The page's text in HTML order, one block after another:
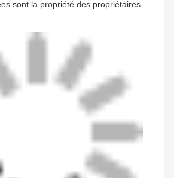
sont la propriété des propriétaires